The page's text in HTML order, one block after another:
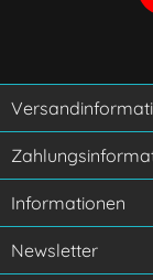
Ich habe die
verstanden und
Mit *
Informationen
Newsletter